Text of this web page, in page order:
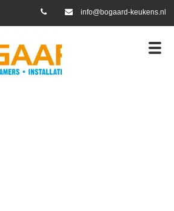
info@bogaard-keukens.nl